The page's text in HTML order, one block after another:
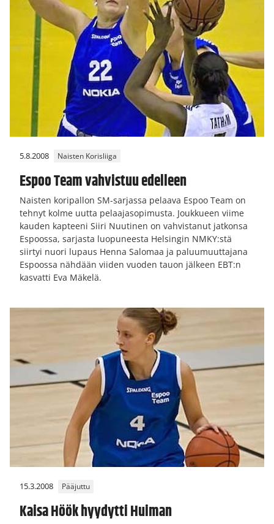
5.8.2008 Naisten Korisliiga
Espoo Team vahvistuu edelleen
Naisten koripallon SM-sarjassa pelaava Espoo Team on
tehnyt kolme uutta pelaajasopimusta. Joukkueen viime
kauden kapteeni Siiri Nuutinen on vahvistanut jatkonsa
Espoossa, sarjasta luopuneesta Helsingin NMKY:stä
siirtyi nuori lupaus Henna Salomaa ja paluumuuttajana
Espoossa nähdään viiden vuoden tauon jälkeen EBT:n
kasvatti Eva Mäkelä.
15.3.2008 Pääjuttu
Kaisa Höök hyydytti Huiman